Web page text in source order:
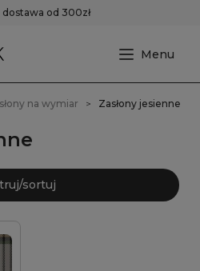
od 300zł
na wymiar Zasłony jesienne
sortuj